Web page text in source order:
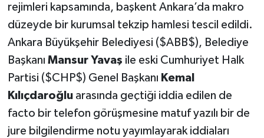
rejimleri kapsamında, başkent Ankara’da makro
düzeyde bir kurumsal tekzip hamlesi tescil edildi.
Ankara Büyükşehir Belediyesi ($ABB$), Belediye
Başkanı Mansur Yavaş ile eski Cumhuriyet Halk
Partisi ($CHP$) Genel Başkanı Kemal
Kılıçdaroğluarasında geçtiği iddia edilen de
facto bir telefon görüşmesine matuf yazılı bir de
jure bilgilendirme notu yayımlayarak iddiaları